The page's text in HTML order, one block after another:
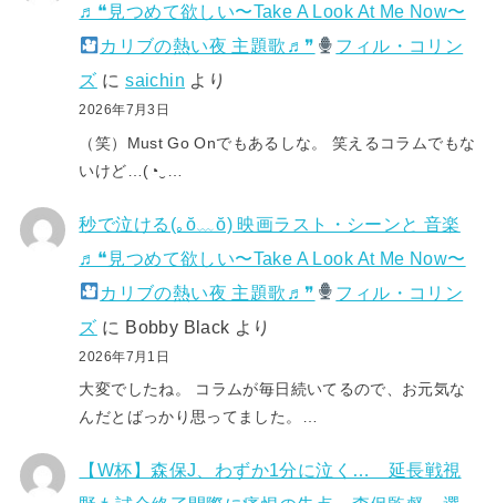
♬❝見つめて欲しい〜Take A Look At Me Now〜
カリブの熱い夜 主題歌♬❞
フィル・コリン
ズ にsaichin より
2026年7月3日
（笑）Must Go Onでもあるしな。 笑えるコラムでもな
いけど…(⁠◔⁠‿⁠…
秒で泣ける(⁠｡⁠ŏ⁠﹏⁠ŏ⁠) 映画ラスト・シーンと 音楽
♬❝見つめて欲しい〜Take A Look At Me Now〜
カリブの熱い夜 主題歌♬❞
フィル・コリン
ズ に Bobby Black より
2026年7月1日
大変でしたね。 コラムが毎日続いてるので、お元気な
んだとばっかり思ってました。…
【W杯】森保J、わずか1分に泣く… 延長戦視